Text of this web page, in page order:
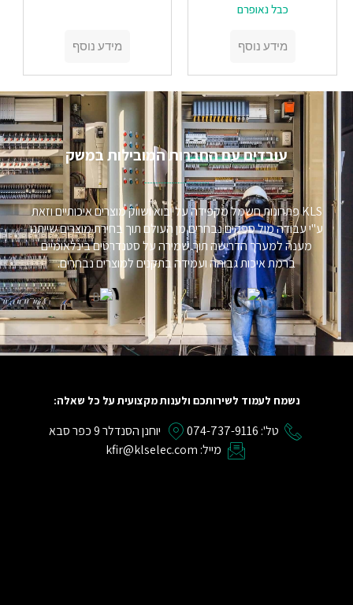
כבל נאופרם
מידע נוסף מידע נוסף
עובדים עם החברות המובילות במשק​
KLS פתרונות חשמל מקפידה על יבוא ושווק מוצרים איכותיים וזאת
ע"י עבודה מול ספקים נבחרים מן העולם תוך בחירת מוצרים שייתנו
מענה למערך הדרישה תוך שמירה על סטנדרטים בינלאומיים
ברמת איכות גבוהה ועמידה בתקנים למוצרים נבחרים.
נשמח לעמוד לשירותכם ולענות מקצועית על כל שאלה:
טל': 074-737-9116
יוחנן הסנדלר 9 כפר סבא
מייל: kfir@klselec.com